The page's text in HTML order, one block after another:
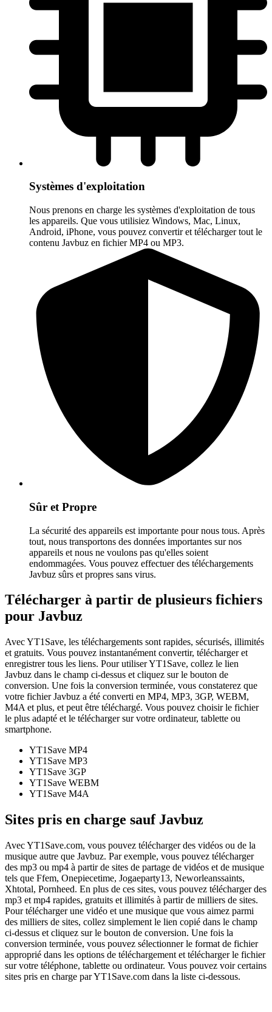
Systèmes d'exploitation
Nous prenons en charge les systèmes d'exploitation de tous
les appareils. Que vous utilisiez Windows, Mac, Linux,
Android, iPhone, vous pouvez convertir et télécharger tout le
contenu Javbuz en fichier MP4 ou MP3.
Sûr et Propre
La sécurité des appareils est importante pour nous tous. Après
tout, nous transportons des données importantes sur nos
appareils et nous ne voulons pas qu'elles soient
endommagées. Vous pouvez effectuer des téléchargements
Javbuz sûrs et propres sans virus.
Télécharger à partir de plusieurs fichiers
pour Javbuz
Avec YT1Save, les téléchargements sont rapides, sécurisés, illimités
et gratuits. Vous pouvez instantanément convertir, télécharger et
enregistrer tous les liens. Pour utiliser YT1Save, collez le lien
Javbuz dans le champ ci-dessus et cliquez sur le bouton de
conversion. Une fois la conversion terminée, vous constaterez que
votre fichier Javbuz a été converti en MP4, MP3, 3GP, WEBM,
M4A et plus, et peut être téléchargé. Vous pouvez choisir le fichier
le plus adapté et le télécharger sur votre ordinateur, tablette ou
smartphone.
YT1Save MP4
YT1Save MP3
YT1Save 3GP
YT1Save WEBM
YT1Save M4A
Sites pris en charge sauf Javbuz
Avec YT1Save.com, vous pouvez télécharger des vidéos ou de la
musique autre que Javbuz. Par exemple, vous pouvez télécharger
des mp3 ou mp4 à partir de sites de partage de vidéos et de musique
tels que Ffem, Onepiecetime, Jogaeparty13, Neworleanssaints,
Xhtotal, Pornheed. En plus de ces sites, vous pouvez télécharger des
mp3 et mp4 rapides, gratuits et illimités à partir de milliers de sites.
Pour télécharger une vidéo et une musique que vous aimez parmi
des milliers de sites, collez simplement le lien copié dans le champ
ci-dessus et cliquez sur le bouton de conversion. Une fois la
conversion terminée, vous pouvez sélectionner le format de fichier
approprié dans les options de téléchargement et télécharger le fichier
sur votre téléphone, tablette ou ordinateur. Vous pouvez voir certains
sites pris en charge par YT1Save.com dans la liste ci-dessous.